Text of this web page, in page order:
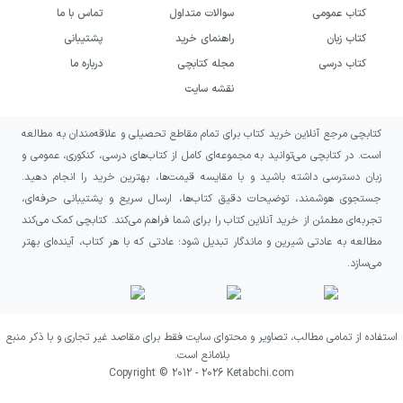
کتاب به‌ویژه برای خوانندگانی پیشنهاد می‌شود که
دوست دارند سرگذشت دانشمندان بزرگ را در بستر
اجتماعی و فکری زمانه‌شان دنبال کنند، نه اینکه
اگر از مطالعهٔ سوگنامه‌های تاریخی، روایت‌های
مربوط به زنان برجسته و کتاب‌هایی دربارهٔ
کشمکش میان دانش و تعصب لذت می‌برید، این
اثر موضوعی پرکشش برایتان دارد. همچنین کسانی
که به رابطهٔ دین و قدرت، پیامدهای خشونت و
اهمیت آزادی تفکر می‌اندیشند، می‌توانند از لایهٔ
با این حال، انتظار شما از کتاب باید خواندن
کتاب عمومی
کتاب زبان
کتاب درسی
سوالات متداول
راهنمای خرید
مجله کتابچی
نقشه سایت
تماس با ما
پشتیبانی
درباره ما
کتابچی مرجع آنلاین خرید کتاب برای تمام مقاطع تحصیلی و علاقه‌مندان به مطالعه
است. در کتابچی می‌توانید به مجموعه‌ای کامل از کتاب‌های درسی، کنکوری، عمومی و
زبان دسترسی داشته باشید و با مقایسه قیمت‌ها، بهترین خرید را انجام دهید.
جستجوی هوشمند، توضیحات دقیق کتاب‌ها، ارسال سریع و پشتیبانی حرفه‌ای،
تجربه‌ای مطمئن از خرید آنلاین کتاب را برای شما فراهم می‌کند. کتابچی کمک می‌کند
مطالعه به عادتی شیرین و ماندگار تبدیل شود؛ عادتی که با هر کتاب، آینده‌ای بهتر
می‌سازد.
استفاده از تمامی مطالب، تصاویر و محتوای سایت فقط برای مقاصد غیر تجاری و با ذکر منبع
بلامانع است.
Copyright © 2012 - 2026 Ketabchi.com